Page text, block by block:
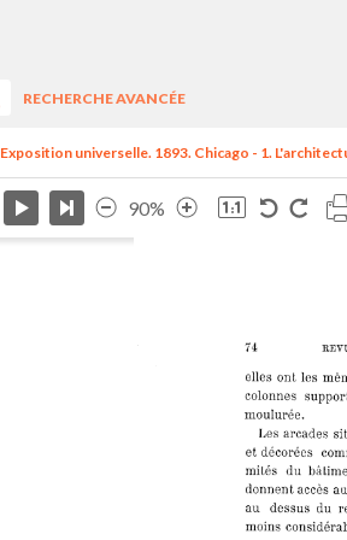
RECHERCHE AVANCÉE
Exposition universelle. 1893. Chicago - 1.
90%